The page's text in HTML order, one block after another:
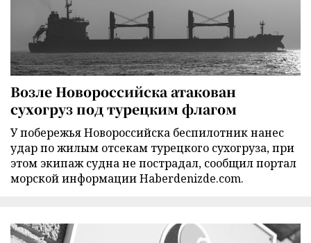
Возле Новороссийска атакован
сухогруз под турецким флагом
У побережья Новороссийска беспилотник нанес
удар по жилым отсекам турецкого сухогруза, при
этом экипаж судна не пострадал, сообщил портал
морской информации Haberdenizde.com.